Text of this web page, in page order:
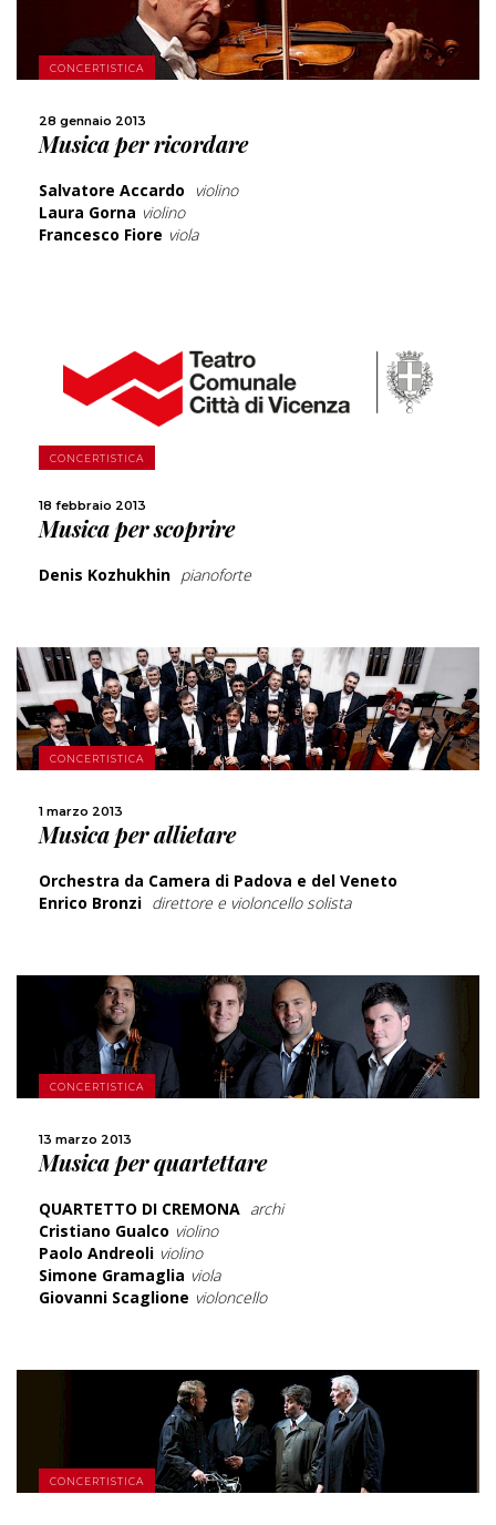
CONCERTISTICA
28 gennaio 2013
Musica per ricordare
Salvatore Accardo
violino
Laura Gorna violino
Francesco Fiore viola
SCOPRI DI PIÙ
CONDIVIDI
CONCERTISTICA
18 febbraio 2013
Musica per scoprire
Denis Kozhukhin pianoforte
SCOPRI DI PIÙ
CONCERTISTICA
1 marzo 2013
Musica per allietare
Orchestra da Camera di Padova e del Veneto
Enrico Bronzi direttore e violoncello solista
SCOPRI DI PIÙ
CONCERTISTICA
13 marzo 2013
Musica per quartettare
QUARTETTO DI CREMONA archi
Cristiano Gualco violino
Paolo Andreoli violino
Simone Gramaglia viola
Giovanni Scaglione violoncello
CONDIVIDI
CONCERTISTICA